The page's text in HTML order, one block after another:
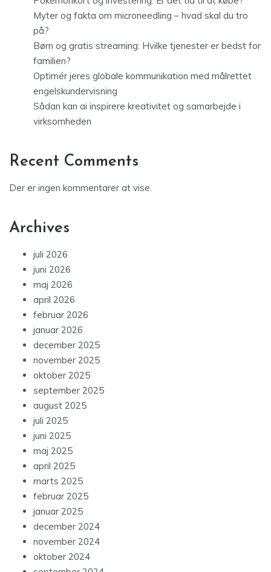
Myter og fakta om microneedling – hvad skal du tro
på?
Børn og gratis streaming: Hvilke tjenester er bedst for
familien?
Optimér jeres globale kommunikation med målrettet
engelskundervisning
Sådan kan ai inspirere kreativitet og samarbejde i
virksomheden
Recent Comments
Der er ingen kommentarer at vise.
Archives
juli 2026
juni 2026
maj 2026
april 2026
februar 2026
januar 2026
december 2025
november 2025
oktober 2025
september 2025
august 2025
juli 2025
juni 2025
maj 2025
april 2025
marts 2025
februar 2025
januar 2025
december 2024
november 2024
oktober 2024